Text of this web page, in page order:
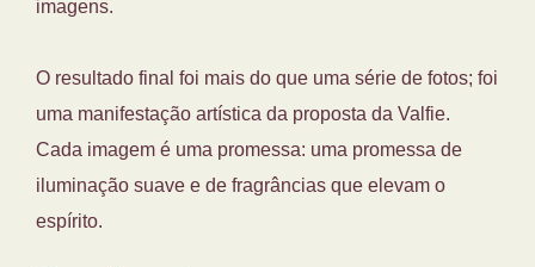
imagens.
O resultado final foi mais do que uma série de fotos; foi
uma manifestação artística da proposta da Valfie.
Cada imagem é uma promessa: uma promessa de
iluminação suave e de fragrâncias que elevam o
espírito.